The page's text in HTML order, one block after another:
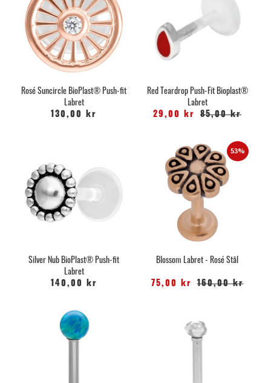
Rosé Suncircle BioPlast® Push-fit
Labret
130,00 kr
Red Teardrop Push-Fit Bioplast®
Labret
29,00 kr 85,00 kr
Silver Nub BioPlast® Push-fit
Labret
140,00 kr
53%
Blossom Labret - Rosé Stål
75,00 kr 160,00 kr